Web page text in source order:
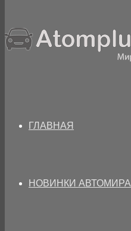
ГЛАВНАЯ
НОВИНКИ АВТОМИРА